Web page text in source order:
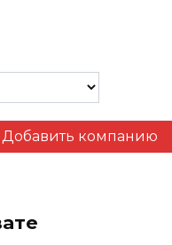
Добавить компанию